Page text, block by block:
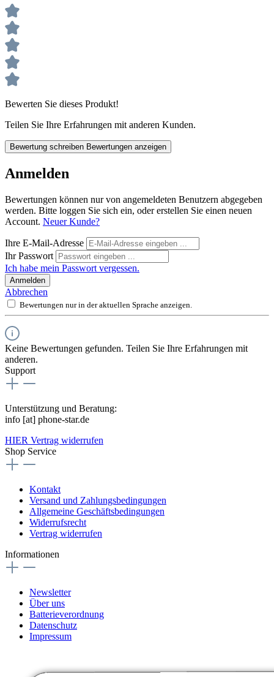
Bewerten Sie dieses Produkt!
Teilen Sie Ihre Erfahrungen mit anderen Kunden.
Bewertung schreiben Bewertungen anzeigen
Anmelden
Bewertungen können nur von angemeldeten Benutzern abgegeben
werden. Bitte loggen Sie sich ein, oder erstellen Sie einen neuen
Account. Neuer Kunde?
Ihre E-Mail-Adresse
Ihr Passwort
Ich habe mein Passwort vergessen.
Anmelden
Abbrechen
Bewertungen nur in der aktuellen Sprache anzeigen.
Keine Bewertungen gefunden. Teilen Sie Ihre Erfahrungen mit
anderen.
Support
Unterstützung und Beratung:
info [at] phone-star.de
HIER Vertrag widerrufen
Shop Service
Kontakt
Versand und Zahlungsbedingungen
Allgemeine Geschäftsbedingungen
Widerrufsrecht
Vertrag widerrufen
Informationen
Newsletter
Über uns
Batterieverordnung
Datenschutz
Impressum